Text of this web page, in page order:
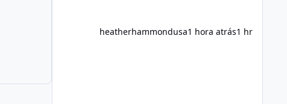
heatherhammondusa1 hora atrás1 hr